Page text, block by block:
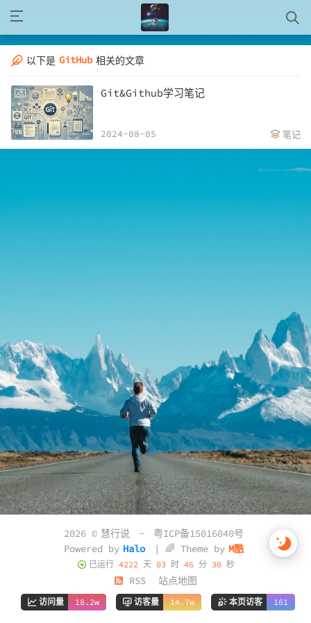
以下是 GitHub 相关的文章
Git&Github学习笔记
2024-08-05 笔记
2026 © 慧行说 -
粤ICP备15016040号
Powered by Halo | 🌈 Theme by M酷
已运行 4222天 03时 46分 30秒
RSS 站点地图
访问量 18.2w 访客量 14.7w 本页访客 161